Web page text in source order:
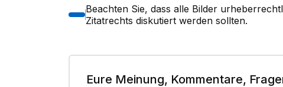
Beachten Sie, dass alle Bilder
Zitatrechts diskutiert werden sollten.
Eure Meinung, Kommentare,